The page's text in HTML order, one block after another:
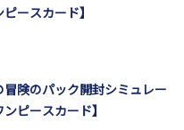
ースカード】
冒険のパック開封シミュレー
ピースカード】